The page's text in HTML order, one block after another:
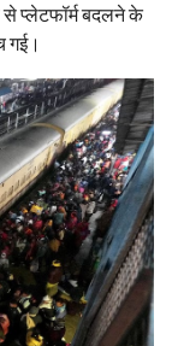
से प्लेटफॉर्म बदलने के
गई।